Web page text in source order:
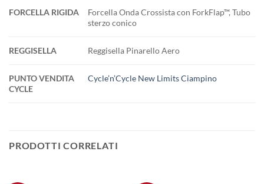
FORCELLA RIGIDA
Forcella Onda Crossista con ForkFlap™, Tubo
sterzo conico
REGGISELLA Reggisella Pinarello Aero
PUNTO VENDITA
CYCLE
Cycle’n’Cycle New Limits Ciampino
PRODOTTI CORRELATI